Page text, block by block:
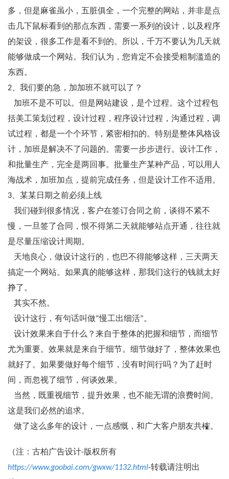
多，但是麻雀虽小，五脏俱全，一个完整的网站，并非是点
击几下鼠标看到的那点东西，需要一系列的设计，以及程序
的架设，很多工作是看不到的。所以，千万不要认为几天就
能够做成一个网站。我们认为，您肯定不会接受粗制滥造的
东西。
2、我们要的急，加加班不就可以了？
加班不是不可以。但是网站建设，是个过程。这个过程包
括美工策划过程，设计过程，程序设计过程，沟通过程，调
试过程，都是一个个环节，紧密相扣的。特别是整体风格设
计，加班是解决不了问题的。需要一步步进行。设计工作，
和批量生产，完全是两回事。批量生产某种产品，可以用人
海战术，加班加点，提前完成任务，但是设计工作不适用。
3、某某日期之前必须上线
我们碰到很多情况，客户在签订合同之前，谈得不紧不
慢，一旦签了合同，恨不得第二天就能够站点开通，往往就
是尽量压缩设计周期。
天地良心，做设计这行的，也巴不得能够这样，三天两天
搞定一个网站。如果真的能够这样，那我们这行的钱就太好
挣了。
其实不然。
设计这行，有句话叫做“慢工出细活”。
设计效果来自于什么？来自于整体的把握和细节，而细节
尤为重要。效果就是来自于细节。细节做好了，整体效果也
就好了。如果要做好每个细节，没有时间行吗？为了赶时
间，而忽视了细节，何谈效果。
当然，既重视细节，提升效果，也不能无谓的浪费时间。
这是我们必然的追求。
做了这么多年的设计，一点感慨，和广大客户朋友共榷。
（注：古柏广告设计-版权所有
https://www.goobai.com/gwxw/1132.html-转载请注明出